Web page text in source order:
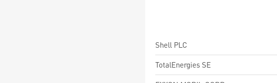
Shell PLC
TotalEnergies SE